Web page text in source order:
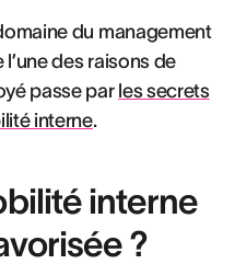
du management
des raisons de
passe parles secrets
interne.
interne
?